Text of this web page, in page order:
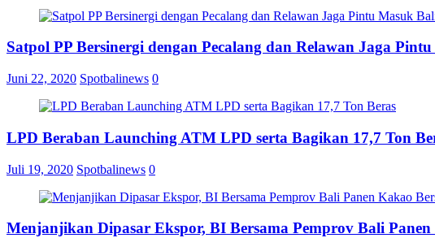
Satpol PP Bersinergi dengan Pecalang dan Relawan Jaga
Juni 22, 2020 Spotbalinews 0
LPD Beraban Launching ATM LPD serta Bagikan 17,7 Ton
Juli 19, 2020 Spotbalinews 0
Menjanjikan Dipasar Ekspor, BI Bersama Pemprov Bali